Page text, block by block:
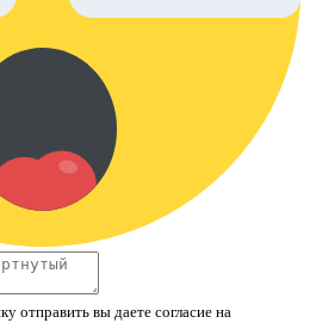
отправить вы даете согласие на